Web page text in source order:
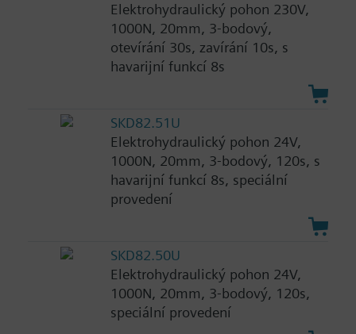
Elektrohydraulický pohon 230V,
1000N, 20mm, 3-bodový,
otevírání 30s, zavírání 10s, s
havarijní funkcí 8s
SKD82.51U
Elektrohydraulický pohon 24V,
1000N, 20mm, 3-bodový, 120s, s
havarijní funkcí 8s, speciální
provedení
SKD82.50U
Elektrohydraulický pohon 24V,
1000N, 20mm, 3-bodový, 120s,
speciální provedení